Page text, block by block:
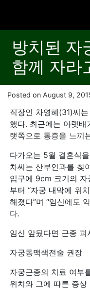
방치된 자
함께 자라
Posted on August 9,
직장인 차영혜(31)씨
했다. 최근에는 아랫
랫쪽으로 통증을 느끼
다가오는 5월 결혼식
차씨는 산부인과를 찾
입구에 9cm 크기의 자
부터 “자궁 내막에 위
해졌다”며 “임신에도
다.
임신 앞뒀다면 근종 괴
자궁동맥색전술 권장
자궁근종의 치료 여부
위치와 그에 따른 증